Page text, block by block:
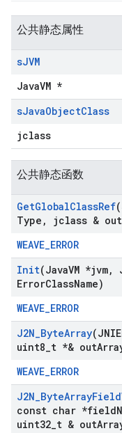
公共静态属性
sJVM
JavaVM *
sJavaObjectClass
jclass
公共静态函数
GetGlobalClassRef
Type , jclass & out
WEAVE_ERROR
Init(JavaVM *jvm,
ErrorClassName)
WEAVE_ERROR
J2N_ByteArray
uint8 t *& out
WEAVE_ERROR
J2N_ByteArrayField
const char *field
uint32 t & out